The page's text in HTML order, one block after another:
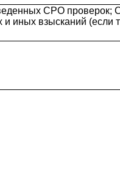
СРО проверок;
иных взысканий (если